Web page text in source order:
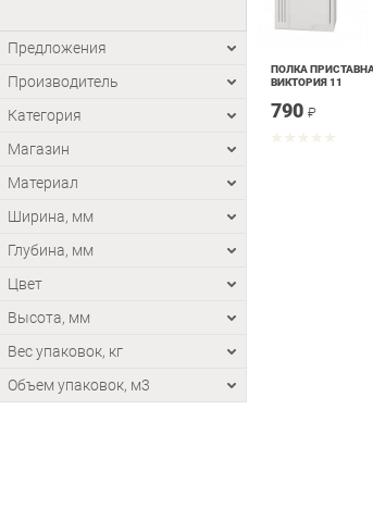
Предложения
Производитель
Категория
Магазин
Материал
Ширина, мм
Глубина, мм
Цвет
Высота, мм
Вес упаковок, кг
Объем упаковок, м3
ПОЛКА
ВИКТОРИЯ 11
790 ₽